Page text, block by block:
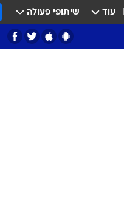
עוד שיתופי פעולה